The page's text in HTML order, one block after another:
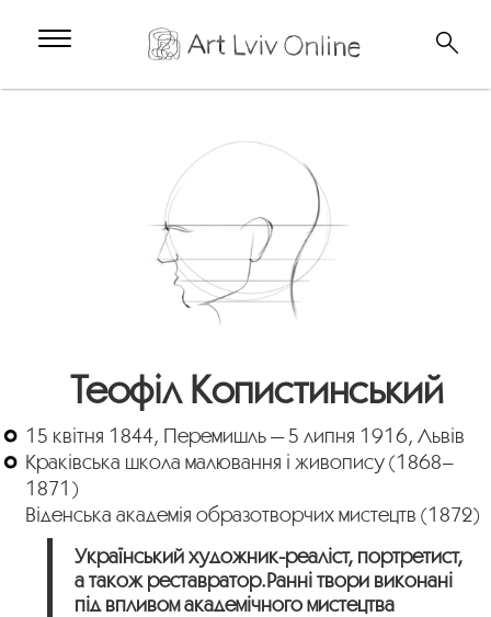
Теофіл Копистинський
15 квітня 1844, Перемишль — 5 липня 1916, Львів
Краківська школа малювання і живопису (1868–
1871)
Віденська академія образотворчих мистецтв (1872)
Український художник-реаліст, портретист,
а також реставратор.Ранні твори виконані
під впливом академічного мистецтва